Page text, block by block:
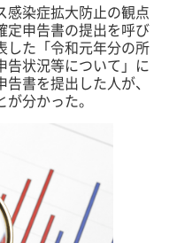
染症拡大防止の観点
定申告書の提出を呼び
した「令和元年分の所
告状況等について」に
書を提出した人が、
分かった。